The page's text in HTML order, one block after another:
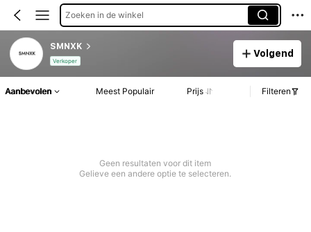
Zoeken in de winkel
SMNXK
Verkoper
Volgend
Aanbevolen Meest Populair Prijs Filteren
Geen resultaten voor dit item
Gelieve een andere optie te selecteren.